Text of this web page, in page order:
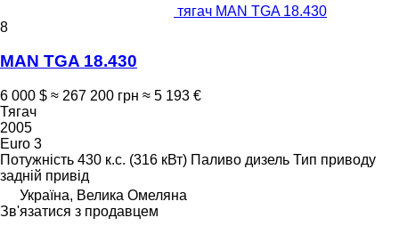
тягач MAN TGA 18.430
8
MAN TGA 18.430
6 000 $ ≈ 267 200 грн ≈ 5 193 €
Тягач
2005
Euro 3
Потужність 430 к.с. (316 кВт) Паливо дизель Тип приводу
задній привід
Україна, Велика Омеляна
Зв'язатися з продавцем